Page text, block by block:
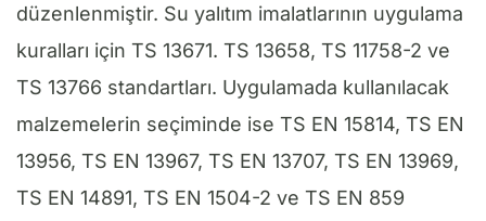
düzenlenmiştir. Su yalıtım imalatlarının uygulama
kuralları için TS 13671. TS 13658, TS 11758-2 ve
TS 13766 standartları. Uygulamada kullanılacak
malzemelerin seçiminde ise TS EN 15814, TS EN
13956, TS EN 13967, TS EN 13707, TS EN 13969,
TS EN 14891, TS EN 1504-2 ve TS EN 859